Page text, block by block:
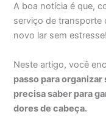
A boa notícia é que,
serviço de transporte
novo lar sem estresse!
Neste artigo, você
passo para
precisa saber para
dores de cabeça.